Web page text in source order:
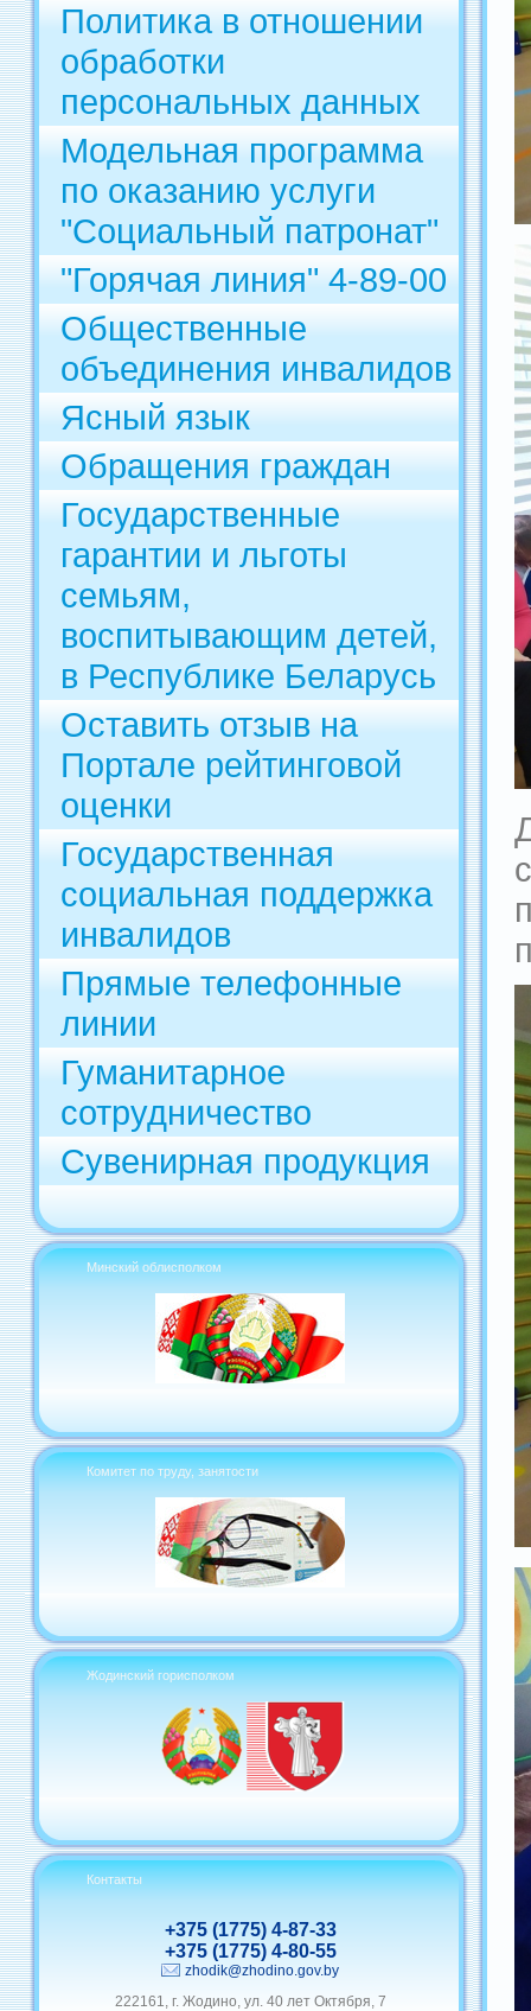
Политика в отношении
обработки
персональных данных
Модельная программа
по оказанию услуги
"Социальный патронат"
"Горячая линия" 4-89-00
Общественные
объединения инвалидов
Ясный язык
Обращения граждан
Государственные
гарантии и льготы
семьям,
воспитывающим детей,
в Республике Беларусь
Оставить отзыв на
Портале рейтинговой
оценки
Государственная
социальная поддержка
инвалидов
Прямые телефонные
линии
Гуманитарное
сотрудничество
Сувенирная продукция
Минский облисполком
Комитет по труду, занятости
Жодинский горисполком
Контакты
+375 (1775) 4-87-33
+375 (1775) 4-80-55
zhodik@zhodino.gov.by
222161, г. Жодино, ул. 40 лет Октября, 7